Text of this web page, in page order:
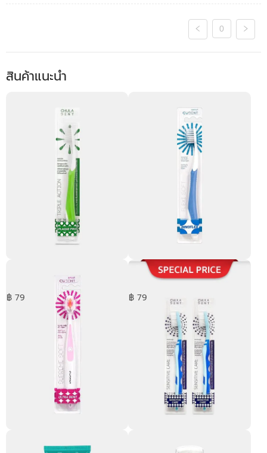
0
สินค้าแนะนำ
฿ 79
แปรงสีฟันจุฬาฯเดนท์ รุ่น Soft
Innoflex
฿ 79